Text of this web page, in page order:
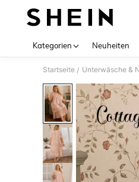
Kategorien Neuheiten
Startseite / Unterwäsche &